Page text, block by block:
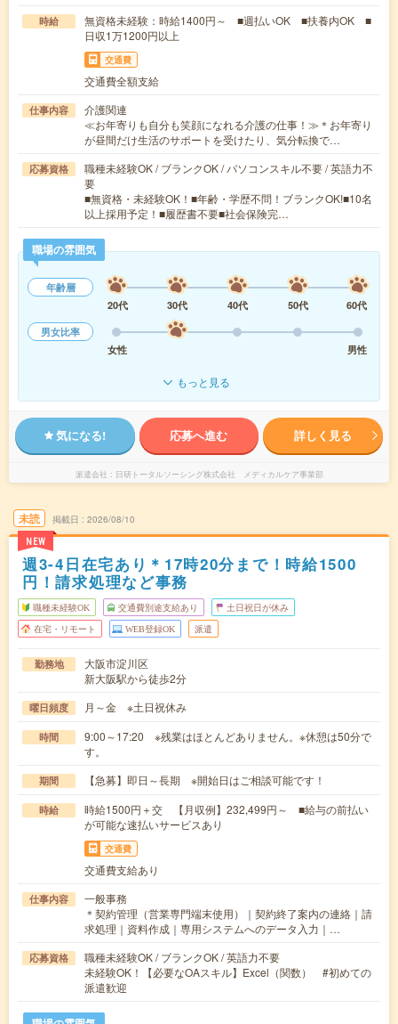
時給
無資格未経験：時給1400円～ ■週払いOK ■扶養内OK ■
日収1万1200円以上
交通費
交通費全額支給
仕事内容
介護関連
≪お年寄りも自分も笑顔になれる介護の仕事！≫＊お年寄り
が昼間だけ生活のサポートを受けたり、気分転換で…
応募資格
職種未経験OK / ブランクOK / パソコンスキル不要 / 英語力不
要
■無資格・未経験OK！■年齢・学歴不問！ブランクOK!■10名
以上採用予定！■履歴書不要■社会保険完…
職場の雰囲気
年齢層
20代
30代 40代 50代
60代
男女比率
女性
男性
もっと見る
気になる! 応募へ進む 詳しく見る
派遣会社 日研トータルソーシング株式会社 メディカルケア事業部
未読
NEW
掲載日 2026/08/10
週3-4日在宅あり＊17時20分まで！時給1500
円！請求処理など事務
職種未経験OK 交通費別途支給あり 土日祝日が休み
在宅・リモート WEB登録OK 派遣
勤務地
大阪市淀川区
新大阪駅から徒歩2分
曜日頻度 月～金 ※土日祝休み
時間
9:00～17:20 ※残業はほとんどありません。※休憩は50分で
す。
期間 【急募】即日～長期 ※開始日はご相談可能です！
時給
時給1500円＋交 【月収例】232,499円～ ■給与の前払い
が可能な速払いサービスあり
交通費
交通費支給あり
仕事内容
一般事務
＊契約管理（営業専門端末使用）｜契約終了案内の連絡｜請
求処理｜資料作成｜専用システムへのデータ入力｜…
応募資格
職種未経験OK / ブランクOK / 英語力不要
未経験OK！【必要なOAスキル】Excel（関数） #初めての
派遣歓迎